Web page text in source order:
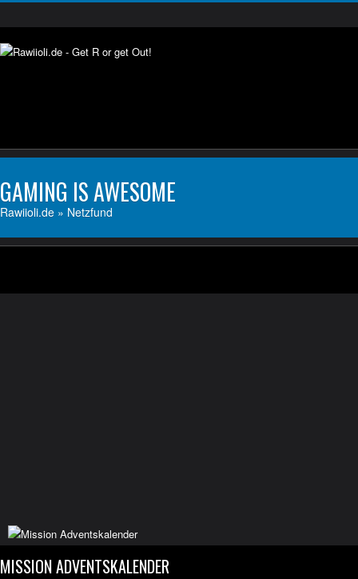
GAMING IS AWESOME
Rawiioli.de » Netzfund
MISSION ADVENTSKALENDER